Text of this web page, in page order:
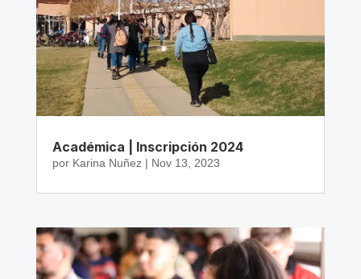
Académica | Inscripción 2024
por Karina Nuñez| Nov 13, 2023